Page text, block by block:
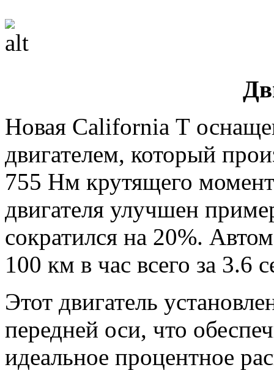
Новая California Т
двигателем, который
755 Нм крутящего
двигателя улучшен
сократился на 20%.
100 км в час всего за 3.6
Этот двигатель
передней оси, что
идеальное процентное